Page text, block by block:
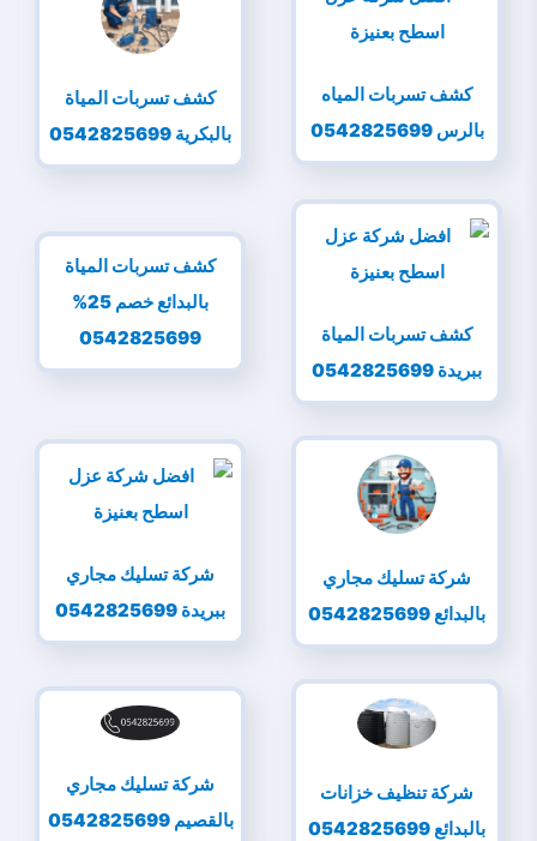
كشف تسربات المياه
بالرس 0542825699
كشف تسربات المياة
بالبكرية 0542825699
كشف تسربات المياة
ببريدة 0542825699
كشف تسربات المياة
بالبدائع خصم 25%
0542825699
شركة تسليك مجاري
بالبدائع 0542825699
شركة تسليك مجاري
ببريدة 0542825699
شركة تنظيف خزانات
بالبدائع 0542825699
شركة تسليك مجاري
بالقصيم 0542825699